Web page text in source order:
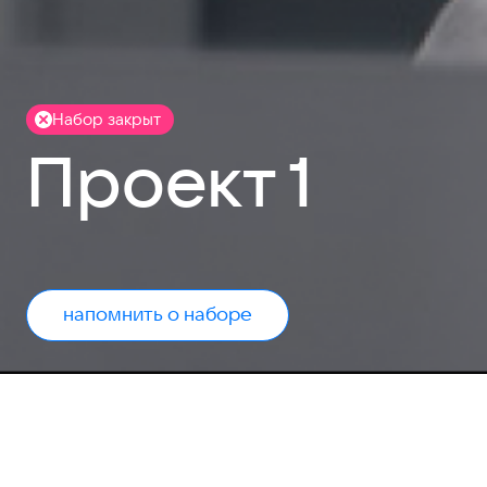
Набор закрыт
Проект 1
напомнить о наборе